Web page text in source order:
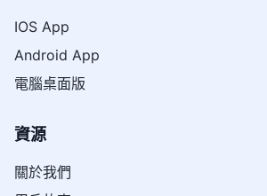
IOS App
Android App
電腦桌面版
資源
關於我們